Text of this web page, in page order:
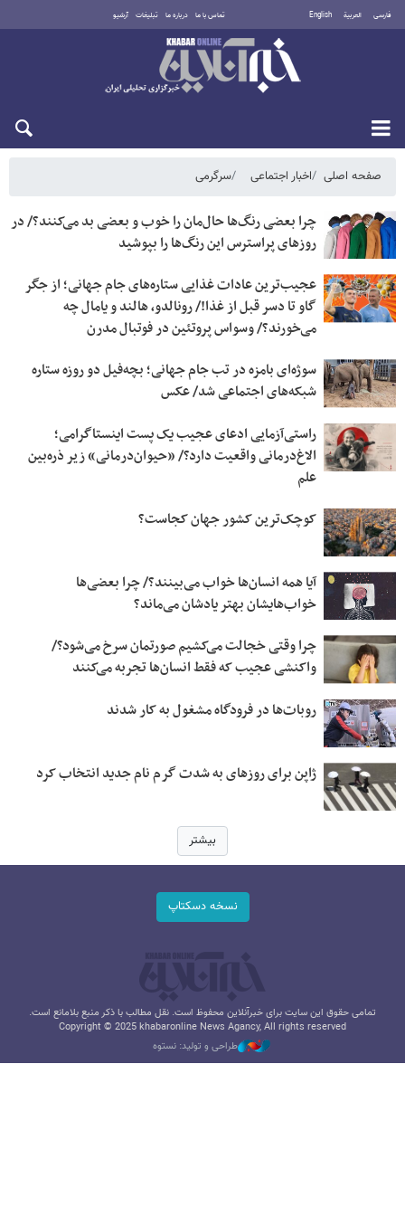
فارسی العربية English تماس با ما درباره ما تبلیغات آرشیو
شنبه ۱۷ مرداد ۱۴۰۵
صفحه اصلی اخبار اجتماعی سرگرمی
چرا بعضی رنگ‌ها حال‌مان را خوب و بعضی بد می‌کنند؟/ در
روزهای پراسترس این رنگ‌ها را بپوشید
عجیب‌ترین عادات غذایی ستاره‌های جام جهانی؛ از جگر
گاو تا دسر قبل از غذا!/ رونالدو، هالند و یامال چه
می‌خورند؟/ وسواس پروتئین در فوتبال مدرن
سوژه‌ای بامزه در تب جام جهانی؛ بچه‌فیل دو روزه ستاره
شبکه‌های اجتماعی شد/ عکس
راستی‌آزمایی ادعای عجیب یک پست اینستاگرامی؛
الاغ‌درمانی واقعیت دارد؟/ «حیوان‌درمانی» زیر ذره‌بین
علم
کوچک‌ترین کشور جهان کجاست؟
آیا همه انسان‌ها خواب می‌بینند؟/ چرا بعضی‌ها
خواب‌هایشان بهتر یادشان می‌ماند؟
چرا وقتی خجالت می‌کشیم صورتمان سرخ می‌شود؟/
واکنشی عجیب که فقط انسان‌ها تجربه می‌کنند
روبات‌ها در فرودگاه مشغول به کار شدند
ژاپن برای روزهای به شدت گرم نام جدید انتخاب کرد
بیشتر
نسخه دسکتاپ
تمامی حقوق این سایت برای خبرآنلاین محفوظ است. نقل مطالب با ذکر منبع بلامانع است.
Copyright © 2025 khabaronline News Agancy, All rights reserved
طراحی و تولید: نستوه